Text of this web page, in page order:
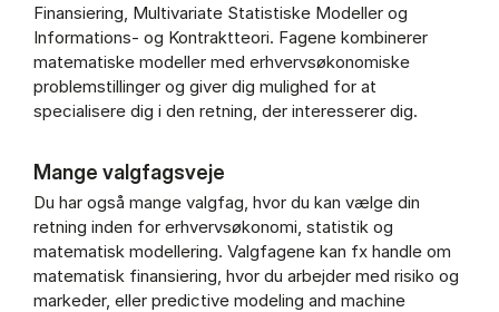
Finansiering, Multivariate Statistiske Modeller og
Informations- og Kontraktteori. Fagene kombinerer
matematiske modeller med erhvervsøkonomiske
problemstillinger og giver dig mulighed for at
specialisere dig i den retning, der interesserer dig.
Mange valgfagsveje
Du har også mange valgfag, hvor du kan vælge din
retning inden for erhvervsøkonomi, statistik og
matematisk modellering. Valgfagene kan fx handle om
matematisk finansiering, hvor du arbejder med risiko og
markeder, eller predictive modeling and machine